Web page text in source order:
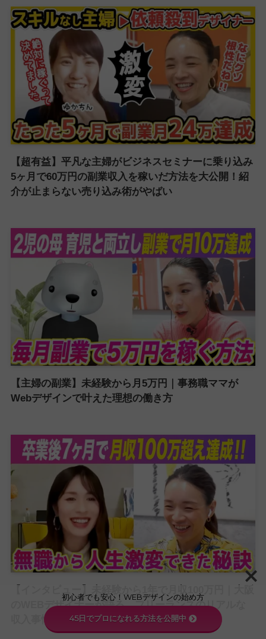
【超有益】平凡な主婦がビジネスセミナーに乗り込み
5ヶ月で60万円の副業収入を稼いだ方法を大公開！紹
介が止まらない売り込み術がやばい
【主婦の副業】未経験から月5万円｜事務職ママが
Webデザインで叶えた理想の働き方
のWEBデザイナーが語る、フリーランスのリアルな
収入事情
初心者でも安心！WEBデザインの始め方
45日でプロになれる方法を公開中